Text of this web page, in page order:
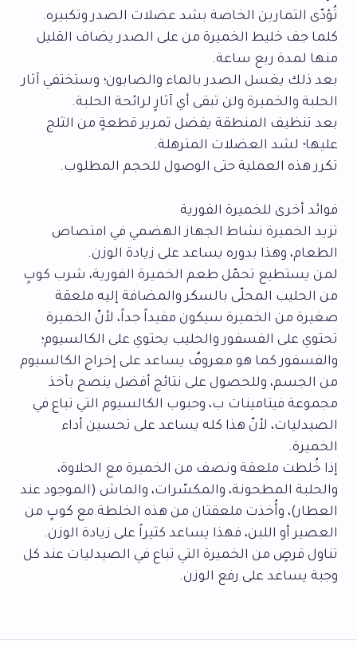
تُؤدّى التمارين الخاصة بشد عضلات الصدر وتكبيره.
كلما جف خليط الخميرة من على الصدر يضاف القليل
منها لمدة ربع ساعة.
بعد ذلك يغسل الصدر بالماء والصابون؛ وستختفي آثار
الحلبة والخميرة ولن تبقى أي آثارٍ لرائحة الحلبة.
بعد تنظيف المنطقة يفضل تمرير قطعةٍ من الثلج
عليها؛ لشد العضلات المترهلة.
تكرر هذه العملية حتى الوصول للحجم المطلوب.
فوائد أخرى للخميرة الفورية
تزيد الخميرة نشاط الجهاز الهضمي في امتصاص
الطعام، وهذا بدوره يساعد على زيادة الوزن.
لمن يستطيع تحمّل طعم الخميرة الفورية، شرب كوبٍ
من الحليب المحلّى بالسكر والمضافة إليه ملعقة
صغيرة من الخميرة سيكون مفيداً جداً، لأنّ الخميرة
تحتوي على الفسفور والحليب يحتوي على الكالسيوم؛
والفسفور كما هو معروفٌ يساعد على إخراج الكالسيوم
من الجسم، وللحصول على نتائج أفضل ينصح بأخذ
مجموعة فيتامينات ب، وحبوب الكالسيوم التي تباع في
الصيدليات، لأنّ هذا كله يساعد على تحسين أداء
الخميرة.
إذا خُلطت ملعقة ونصف من الخميرة مع الحلاوة،
والحلبة المطحونة، والمكسّرات، والماش (الموجود عند
العطار)، وأُخذت ملعقتان من هذه الخلطة مع كوبٍ من
العصير أو اللبن، فهذا يساعد كثيراً على زيادة الوزن.
تناول قرصٍ من الخميرة التي تباع في الصيدليات عند كل
وجبة يساعد على رفع الوزن.